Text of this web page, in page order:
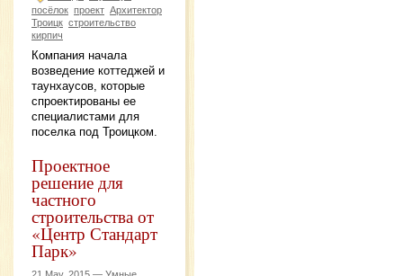
посёлок проект Архитектор
Троицк строительство
кирпич
Компания начала
возведение коттеджей и
таунхаусов, которые
спроектированы ее
специалистами для
поселка под Троицком.
Проектное
решение для
частного
строительства от
«Центр Стандарт
Парк»